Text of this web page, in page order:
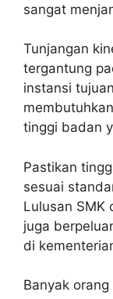
sangat
Tunjangan
tergantung
instansi
tinggi badan
Pastikan
sesuai
Lulusan SMK
juga
di
Banyak